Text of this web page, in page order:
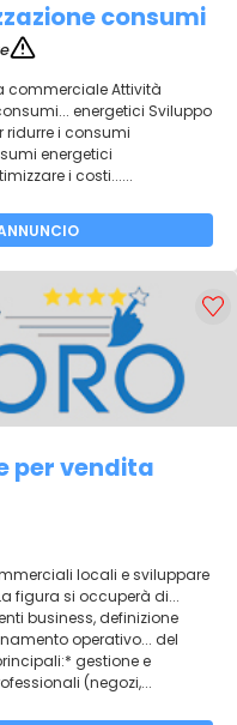
consumi
commerciale Attività
energetici Sviluppo
ridurre i consumi
energetici
i costi......
per vendita
locali e sviluppare
figura si occuperà di...
business, definizione
operativo... del
gestione e
(negozi,...